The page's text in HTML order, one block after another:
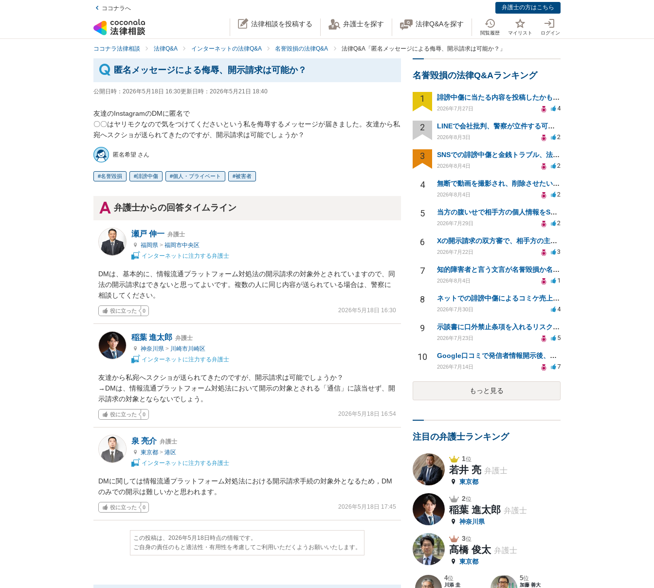
ココナラへ 弁護士の方はこちら
法律相談を投稿する 弁護士を探す 法律Q&Aを探す
閲覧履歴 マイリスト ログイン
ココナラ法律相談 法律Q&A インターネットの法律Q&A 名誉毀損の法律Q&A 法律Q&A「匿名メッセージによる侮辱、開示請求は可能か？」
匿名メッセージによる侮辱、開示請求は可能か？
公開日時： 2026年5月18日 16:30更新日時： 2026年5月21日 18:40
友達のInstagramのDMに匿名で
〇〇はヤリモクなので気をつけてくださいという私を侮辱するメッセージが届きました。友達から私
宛へスクショが送られてきたのですが、開示請求は可能でしょうか？
匿名希望 さん
名誉毀損 誹謗中傷 個人・プライベート 被害者
弁護士からの回答タイムライン
瀬戸 伸一 弁護士
福岡県 > 福岡市中央区
インターネットに注力する弁護士
DMは、基本的に、情報流通プラットフォーム対処法の開示請求の対象外とされていますので、同
法の開示請求はできないと思ってよいです。複数の人に同じ内容が送られている場合は、警察に
相談してください。
役に立った 0 2026年5月18日 16:30
稲葉 進太郎 弁護士
神奈川県 > 川崎市川崎区
インターネットに注力する弁護士
友達から私宛へスクショが送られてきたのですが、開示請求は可能でしょうか？
→DMは、情報流通プラットフォーム対処法において開示の対象とされる「通信」に該当せず、開
示請求の対象とならないでしょう。
役に立った 0 2026年5月18日 16:54
泉 亮介 弁護士
東京都 > 港区
インターネットに注力する弁護士
DMに関しては情報流通プラットフォーム対処法における開示請求手続の対象外となるため，DM
のみでの開示は難しいかと思われます。
役に立った 0 2026年5月18日 17:45
この投稿は、2026年5月18日時点の情報です。
ご自身の責任のもと適法性・有用性を考慮してご利用いただくようお願いいたします。
名誉毀損の法律Q&Aランキング
1 誹謗中傷に当たる内容を投稿したかもしれない。開示請求や民事刑事裁判に発展しうるのか教えて欲しい。
2026年7月27日 4
2 LINEで会社批判、警察が立件する可能性は？
2026年8月3日 2
3 SNSでの誹謗中傷と金銭トラブル、法的対応の相談
2026年8月4日 2
4 無断で動画を撮影され、削除させたいが連絡が返ってこない。
2026年8月4日 2
5 当方の腹いせで相手方の個人情報をSNSで晒してしまい名誉毀損させてしまったかもしれない
2026年7月29日 2
6 Xの開示請求の双方審で、相手方の主張が口頭ばかりで把握しきれません
2026年7月22日 3
7 知的障害者と言う文言が名誉毀損か名誉感情の侵害になるか教えてほしい。
2026年8月4日 1
8 ネットでの誹謗中傷によるコミケ売上減少、損害賠償は可能か？
2026年7月30日 4
9 示談書に口外禁止条項を入れるリスクはありますか？
2026年7月23日 5
10 Google口コミで発信者情報開示後、損害賠償請求を受けています。示談について相談です。
2026年7月14日 7
もっと見る
注目の弁護士ランキング
1位
若井 亮 弁護士
東京都
2位
稲葉 進太郎 弁護士
神奈川県
3位
髙橋 俊太 弁護士
東京都
4位
川添 圭
5位
加藤 善大